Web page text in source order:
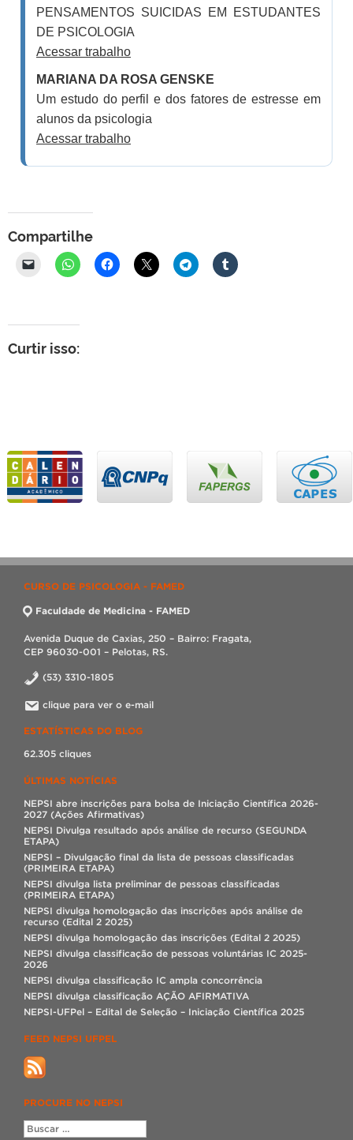
PENSAMENTOS SUICIDAS EM ESTUDANTES
DE PSICOLOGIA
Acessar trabalho
MARIANA DA ROSA GENSKE
Um estudo do perfil e dos fatores de estresse em
alunos da psicologia
Acessar trabalho
Compartilhe
Curtir isso:
CURSO DE PSICOLOGIA - FAMED
Faculdade de Medicina - FAMED
Avenida Duque de Caxias, 250 – Bairro: Fragata,
CEP 96030-001 – Pelotas, RS.
(53) 3310-1805
clique para ver o e-mail
ESTATÍSTICAS DO BLOG
62.305 cliques
ÚLTIMAS NOTÍCIAS
NEPSI abre inscrições para bolsa de Iniciação Científica 2026-
2027 (Ações Afirmativas)
NEPSI Divulga resultado após análise de recurso (SEGUNDA
ETAPA)
NEPSI – Divulgação final da lista de pessoas classificadas
(PRIMEIRA ETAPA)
NEPSI divulga lista preliminar de pessoas classificadas
(PRIMEIRA ETAPA)
NEPSI divulga homologação das inscrições após análise de
recurso (Edital 2 2025)
NEPSI divulga homologação das inscrições (Edital 2 2025)
NEPSI divulga classificação de pessoas voluntárias IC 2025-
2026
NEPSI divulga classificação IC ampla concorrência
NEPSI divulga classificação AÇÃO AFIRMATIVA
NEPSI-UFPel – Edital de Seleção – Iniciação Científica 2025
FEED NEPSI UFPEL
PROCURE NO NEPSI